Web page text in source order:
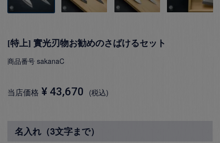
[特上] 實光刃物お勧めのさばけるセット
商品番号 sakanaC
当店価格 ¥ 43,670 税込
名入れ（3文字まで）